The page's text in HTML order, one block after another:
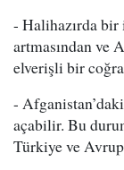
- Halihazırda bir
artmasından ve
elverişli bir
-
açabilir. Bu
Türkiye ve